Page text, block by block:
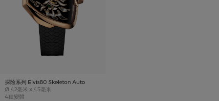
探险系列 Elvis80 Skeleton Auto
Ø Case size
42毫米 x 45毫米
4種變體